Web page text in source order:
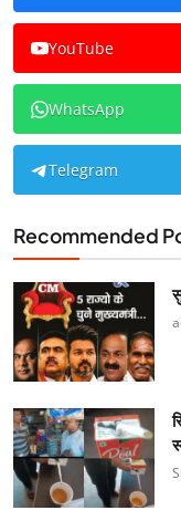
YouTube
WhatsApp
Telegram
Recommended